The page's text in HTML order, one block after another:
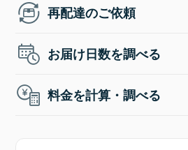
再配達のご依頼
お届け日数を調べる
料金を計算・調べる